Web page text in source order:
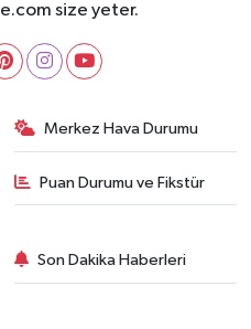
size yeter.
Merkez Hava Durumu
Puan Durumu ve Fikstür
Son Dakika Haberleri